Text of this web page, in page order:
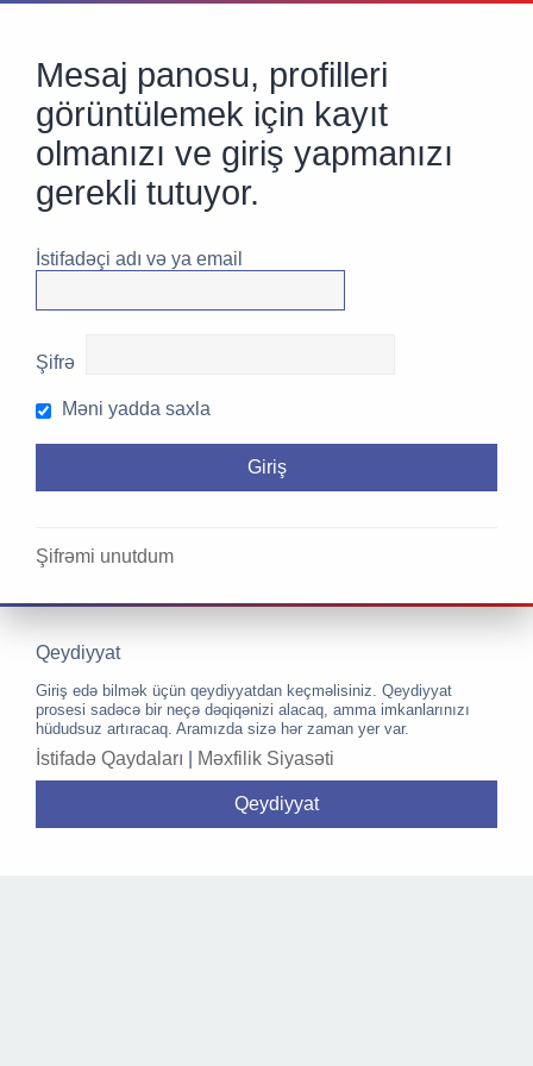
Mesaj panosu, profilleri
görüntülemek için kayıt
olmanızı ve giriş yapmanızı
gerekli tutuyor.
İstifadəçi adı və ya email
Şifrə
Məni yadda saxla
Şifrəmi unutdum
Qeydiyyat
Giriş edə bilmək üçün qeydiyyatdan keçməlisiniz. Qeydiyyat
prosesi sadəcə bir neçə dəqiqənizi alacaq, amma imkanlarınızı
hüdudsuz artıracaq. Aramızda sizə hər zaman yer var.
İstifadə Qaydaları Məxfilik Siyasəti
Qeydiyyat